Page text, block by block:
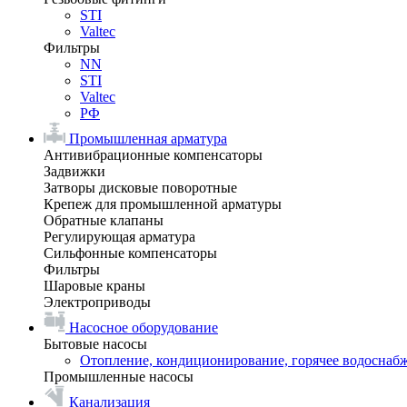
STI
Valtec
Фильтры
NN
STI
Valtec
РФ
Промышленная арматура
Антивибрационные компенсаторы
Задвижки
Затворы дисковые поворотные
Крепеж для промышленной арматуры
Обратные клапаны
Регулирующая арматура
Сильфонные компенсаторы
Фильтры
Шаровые краны
Электроприводы
Насосное оборудование
Бытовые насосы
Отопление, кондиционирование, горячее
Промышленные насосы
Канализация